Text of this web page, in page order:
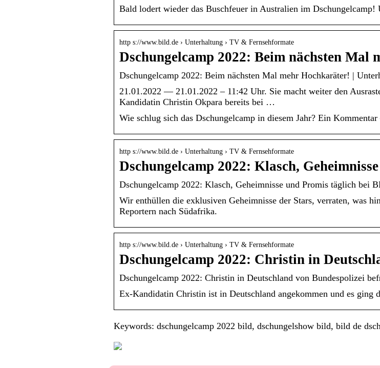
Bald lodert wieder das Buschfeuer in Australien im
http s://www.bild.de › Unterhaltung › TV & Fernsehformate
Dschungelcamp 2022: Beim nächsten Mal
Dschungelcamp 2022: Beim nächsten Mal mehr Hochkaräter! |
21.01.2022 — 21.01.2022 – 11:42 Uhr. Sie macht weiter den
Kandidatin Christin Okpara bereits bei …
Wie schlug sich das Dschungelcamp in diesem Jahr? Ein
http s://www.bild.de › Unterhaltung › TV & Fernsehformate
Dschungelcamp 2022: Klasch,
Dschungelcamp 2022: Klasch, Geheimnisse und Promis täglich
Wir enthüllen die exklusiven Geheimnisse der Stars, verraten, was
Reportern nach Südafrika.
http s://www.bild.de › Unterhaltung › TV & Fernsehformate
Dschungelcamp 2022: Christin in
Dschungelcamp 2022: Christin in Deutschland von Bundespolizei
Ex-Kandidatin Christin ist in Deutschland angekommen und es ging
Keywords: dschungelcamp 2022 bild, dschungelshow bild, bild de